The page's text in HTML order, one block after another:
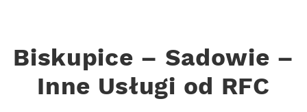
Biskupice – Sadowie –
Inne Usługi od RFC